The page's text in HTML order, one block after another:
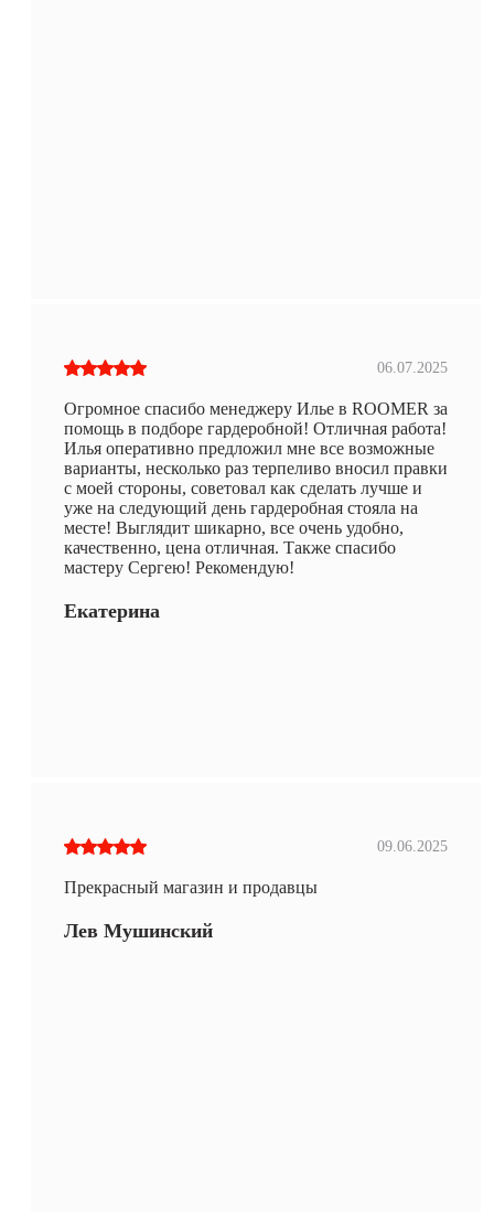
06.07.2025
Огромное спасибо менеджеру Илье в ROOMER за
помощь в подборе гардеробной! Отличная работа!
Илья оперативно предложил мне все возможные
варианты, несколько раз терпеливо вносил правки
с моей стороны, советовал как сделать лучше и
уже на следующий день гардеробная стояла на
месте! Выглядит шикарно, все очень удобно,
качественно, цена отличная. Также спасибо
мастеру Сергею! Рекомендую!
Екатерина
09.06.2025
Прекрасный магазин и продавцы
Лев Мушинский